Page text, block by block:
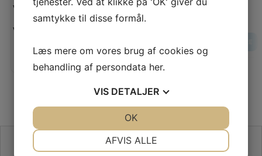
LÆS MERE
Vejl. pris:
Vores pris:
LÆG I KURV
SE VORES ANMELDELSER PÅ TRUSTPILOT
samtykke til disse formål.
Læs mere om vores brug af cookies og
behandling af persondata her.
VIS DETALJER
AFVIS ALLE
OK